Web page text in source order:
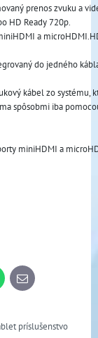
prenos zvuku a
HD Ready 720p.
a
do jedného
kábel zo
spôsobmi iba
miniHDMI a
E-
mail
príslušenstvo